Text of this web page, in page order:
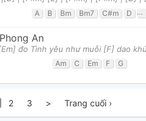
A B Bm Bm7 C#m D E
An
đo Tình yêu như muỗi [F] dao
Am C Em F G
2 3 > Trang cuối ›